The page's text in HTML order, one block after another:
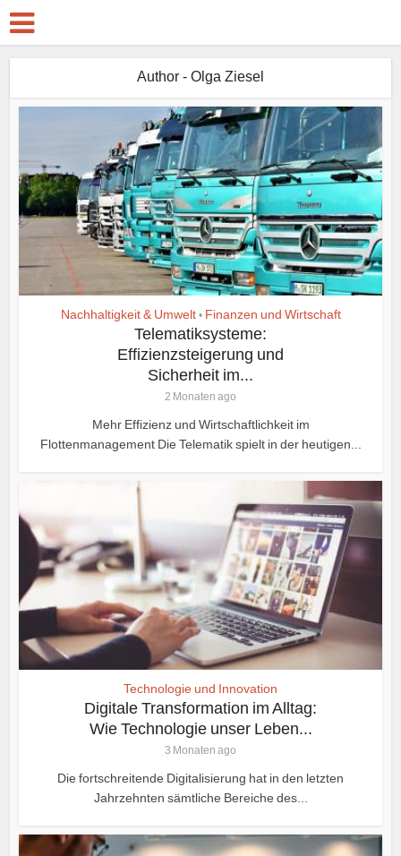
Author - Olga Ziesel
Nachhaltigkeit & Umwelt • Finanzen und Wirtschaft
Telematiksysteme:
Effizienzsteigerung und
Sicherheit im...
2 Monaten ago
Mehr Effizienz und Wirtschaftlichkeit im
Flottenmanagement Die Telematik spielt in der heutigen...
Technologie und Innovation
Digitale Transformation im Alltag:
Wie Technologie unser Leben...
3 Monaten ago
Die fortschreitende Digitalisierung hat in den letzten
Jahrzehnten sämtliche Bereiche des...